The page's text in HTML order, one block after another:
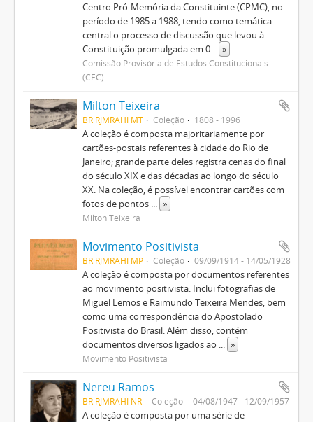
Centro Pró-Memória da Constituinte (CPMC), no
período de 1985 a 1988, tendo como temática
central o processo de discussão que levou à
Constituição promulgada em 0... »
Comissão Provisória de Estudos Constitucionais
(CEC)
Milton Teixeira
BR RJMRAHI MT Coleção 1808 - 1996
A coleção é composta majoritariamente por
cartões-postais referentes à cidade do Rio de
Janeiro; grande parte deles registra cenas do final
do século XIX e das décadas ao longo do século
XX. Na coleção, é possível encontrar cartões com
fotos de pontos ... »
Milton Teixeira
Movimento Positivista
BR RJMRAHI MP Coleção 09/09/1914 - 14/05/1928
A coleção é composta por documentos referentes
ao movimento positivista. Inclui fotografias de
Miguel Lemos e Raimundo Teixeira Mendes, bem
como uma correspondência do Apostolado
Positivista do Brasil. Além disso, contém
documentos diversos ligados ao ... »
Movimento Positivista
Nereu Ramos
BR RJMRAHI NR Coleção 04/08/1947 - 12/09/1957
A coleção é composta por uma série de